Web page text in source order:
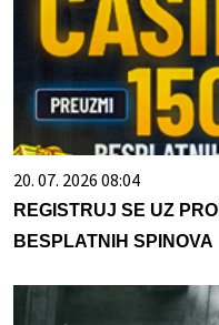
20. 07. 2026 08:04
REGISTRUJ SE UZ
BESPLATNIH SPINOVA